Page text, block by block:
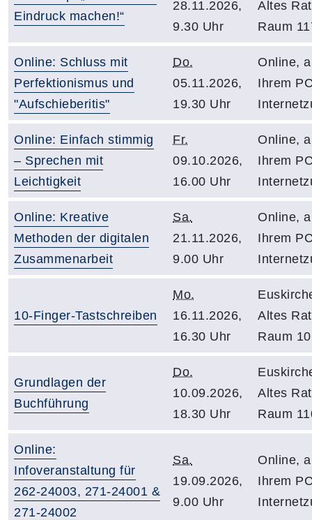
Eindruck machen!“
28.11.2026,
9.30 Uhr
Altes
Raum
Online: Schluss mit
Perfektionismus und
"Aufschieberitis"
Do.
05.11.2026,
19.30 Uhr
Online,
Ihrem
Online: Einfach stimmig
– Sprechen mit
Leichtigkeit
Fr.
09.10.2026,
16.00 Uhr
Online,
Ihrem
Online: Kreative
Methoden der digitalen
Zusammenarbeit
Sa.
21.11.2026,
9.00 Uhr
Online,
Ihrem
10-Finger-Tastschreiben
Mo.
16.11.2026,
16.30 Uhr
Altes
Raum
Grundlagen der
Buchführung
Do.
10.09.2026,
18.30 Uhr
Altes
Raum
Online:
Infoveranstaltung für
262-24003, 271-24001 &
271-24002
Sa.
19.09.2026,
9.00 Uhr
Online,
Ihrem